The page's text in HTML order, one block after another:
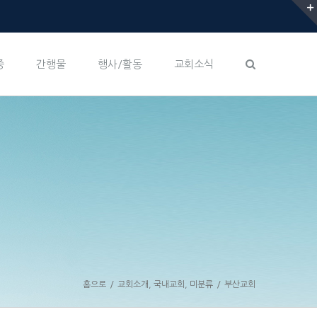
간행물 행사/활동 교회소식
홈으로 / 교회소개 국내교회 미분류 / 부산교회